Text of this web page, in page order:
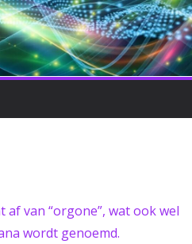
van “orgone”, wat ook wel
wordt genoemd.